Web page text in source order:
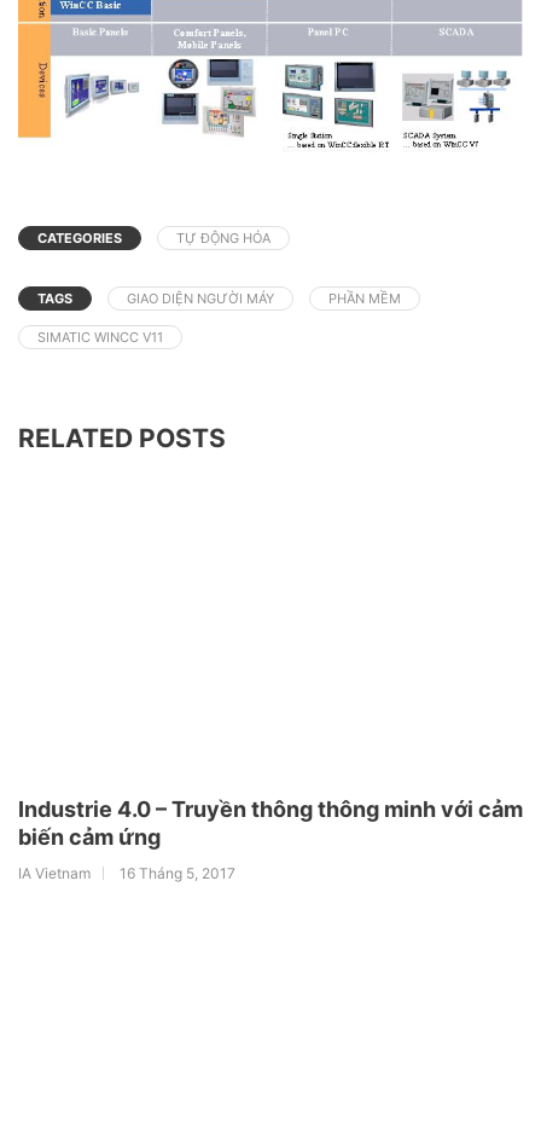
CATEGORIES TỰ ĐỘNG HÓA
TAGS GIAO DIỆN NGƯỜI MÁY PHẦN MỀM
SIMATIC WINCC V11
RELATED POSTS
Industrie 4.0 – Truyền thông thông minh với cảm
biến cảm ứng
IA Vietnam 16 Tháng 5, 2017